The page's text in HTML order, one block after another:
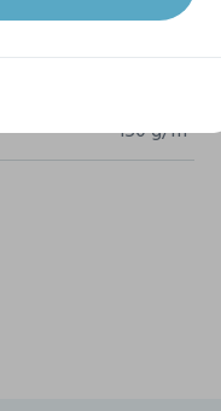
Build Your Brand
150 g/m²